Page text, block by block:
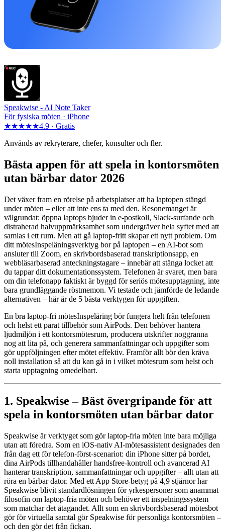
Speakwise - AI Note Taker
För fysiska möten · iPhone
★★★★★4.9 · Gratis
Används av rekryterare, chefer, konsulter och fler.
Bästa appen för att spela in kontorsmöten
utan bärbar dator 2026
Det växer fram en rörelse på arbetsplatser att ha laptopen stängd
under möten – eller att inte ens ta med den. Resonemanget är
välgrundat: öppna laptops bjuder in e-postkoll, Slack-surfande och
distraherad halvuppmärksamhet som undergräver hela syftet med att
samlas i ett rum. Men att gå laptop-fritt skapar ett nytt problem. Om
ditt mötesInspeläningsverktyg bor på laptopen – en AI-bot som
ansluter till Zoom, en skrivbordsbaserad transkriptionsapp, en
webbläsarbaserad anteckningstagare – innebär att stänga locket att
du tappar ditt dokumentationssystem. Telefonen är svaret, men bara
om din telefonapp faktiskt är byggd för seriös mötesupptagning, inte
bara grundläggande röstmemon. Vi testade och jämförde de ledande
alternativen – här är de 5 bästa verktygen för uppgiften.
En bra laptop-fri mötesInspeläring bör fungera helt från telefonen
och helst ett parat tillbehör som AirPods. Den behöver hantera
ljudmiljön i ett kontorsmötesrum, producera utskrifter noggranna
nog att lita på, och generera sammanfattningar och uppgifter som
gör uppföljningen efter mötet effektiv. Framför allt bör den kräva
noll installation så att du kan gå in i vilket mötesrum som helst och
starta upptagning omedelbart.
1. Speakwise – Bäst övergripande för att
spela in kontorsmöten utan bärbar dator
Speakwise är verktyget som gör laptop-fria möten inte bara möjliga
utan att föredra. Som en iOS-nativ AI-mötesassistent designades den
från dag ett för telefon-först-scenariot: din iPhone sitter på bordet,
dina AirPods tillhandahåller handsfree-kontroll och avancerad AI
hanterar transkription, sammanfattningar och uppgifter – allt utan att
röra en bärbar dator. Med ett App Store-betyg på 4,9 stjärnor har
Speakwise blivit standardlösningen för yrkespersoner som anammat
filosofin om laptop-fria möten och behöver ett inspelningssystem
som matchar det åtagandet. Allt som en skrivbordsbaserad mötesbot
gör för virtuella samtal gör Speakwise för personliga kontorsmöten –
och den gör det från fickan.